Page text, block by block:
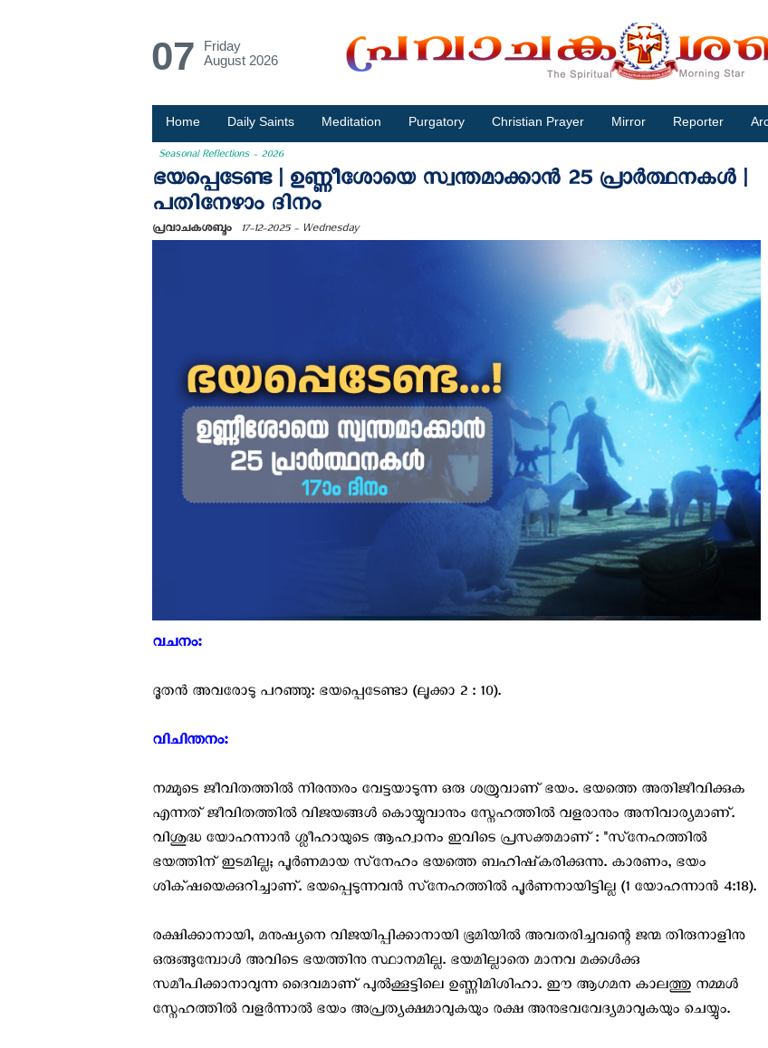
07
Friday
August 2026
Home Daily Saints Meditation Purgatory Christian Prayer Mirror Reporter
Seasonal Reflections - 2026
ഭയപ്പെടേണ്ട | ഉണ്ണീശോയെ സ്വന്തമാക്കാൻ 25 പ്രാർത്ഥനകൾ |
പതിനേഴാം ദിനം
പ്രവാചകശബ്ദം 17-12-2025 - Wednesday
വചനം: ‍
ദൂതന്‍ അവരോടു പറഞ്ഞു: ഭയപ്പെടേണ്ടാ (ലൂക്കാ 2 : 10).
വിചിന്തനം: ‍
നമ്മുടെ ജീവിതത്തിൽ നിരന്തരം വേട്ടയാടുന്ന ഒരു ശത്രുവാണ് ഭയം. ഭയത്തെ അതിജീവിക്കുക
എന്നത് ജീവിതത്തിൽ വിജയങ്ങൾ കൊയ്യുവാനും സ്നേഹത്തിൽ വളരാനും അനിവാര്യമാണ്.
വിശുദ്ധ യോഹന്നാൻ ശ്ലീഹായുടെ ആഹ്വാനം ഇവിടെ പ്രസക്തമാണ് : "സ്‌നേഹത്തില്‍
ഭയത്തിന്‌ ഇടമില്ല; പൂര്‍ണമായ സ്‌നേഹം ഭയത്തെ ബഹിഷ്‌കരിക്കുന്നു. കാരണം, ഭയം
ശിക്‌ഷയെക്കുറിച്ചാണ്‌. ഭയപ്പെടുന്നവന്‍ സ്‌നേഹത്തില്‍ പൂര്‍ണനായിട്ടില്ല (1 യോഹന്നാന്‍ 4:18).
രക്ഷിക്കാനായി, മനുഷ്യനെ വിജയിപ്പിക്കാനായി ഭൂമിയിൽ അവതരിച്ചവന്റെ ജന്മ തിരുനാളിനു
ഒരുങ്ങുമ്പോൾ അവിടെ ഭയത്തിനു സ്ഥാനമില്ല. ഭയമില്ലാതെ മാനവ മക്കൾക്കു
സമീപിക്കാനാവുന്ന ദൈവമാണ് പുൽക്കൂട്ടിലെ ഉണ്ണിമിശിഹാ. ഈ ആഗമന കാലത്തു നമ്മൾ
സ്നേഹത്തിൽ വളർന്നാൽ ഭയം അപ്രത്യക്ഷമാവുകയും രക്ഷ അനുഭവവേദ്യമാവുകയും ചെയ്യും.